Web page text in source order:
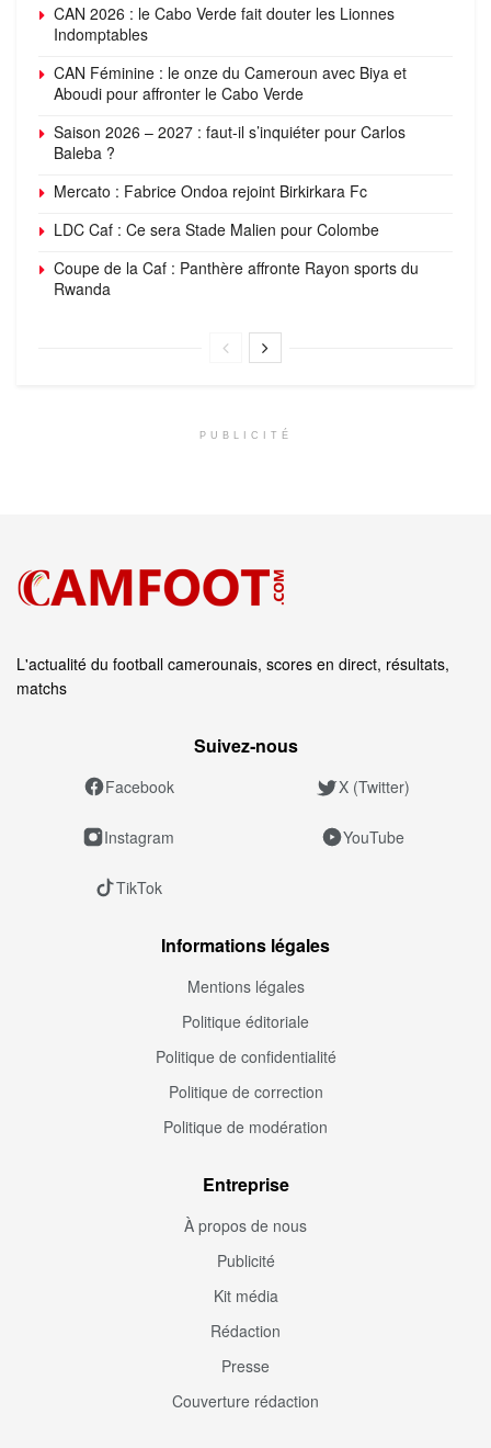
CAN 2026 : le Cabo Verde fait douter les Lionnes
Indomptables
CAN Féminine : le onze du Cameroun avec Biya et
Aboudi pour affronter le Cabo Verde
Saison 2026 – 2027 : faut-il s’inquiéter pour Carlos
Baleba ?
Mercato : Fabrice Ondoa rejoint Birkirkara Fc
LDC Caf : Ce sera Stade Malien pour Colombe
Coupe de la Caf : Panthère affronte Rayon sports du
Rwanda
PUBLICITÉ
L'actualité du football camerounais, scores en direct, résultats,
matchs
Suivez‑nous
Facebook X (Twitter)
Instagram YouTube
TikTok
Informations légales
Mentions légales
Politique éditoriale
Politique de confidentialité
Politique de correction
Politique de modération
Entreprise
À propos de nous
Publicité
Kit média
Rédaction
Presse
Couverture rédaction